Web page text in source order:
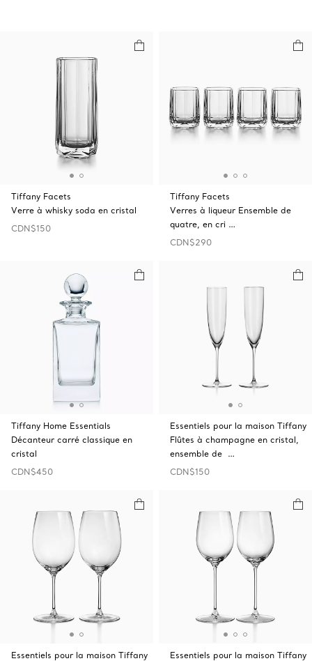
Tiffany Facets
Verre à whisky soda en cristal
CDN$150
Tiffany Facets
Verres à liqueur Ensemble de
quatre, en cri …
CDN$290
Tiffany Home Essentials
Décanteur carré classique en
cristal
CDN$450
Essentiels pour la maison Tiffany
Flûtes à champagne en cristal,
ensemble de …
CDN$150
Essentiels pour la maison Tiffany
Essentiels pour la maison Tiffany